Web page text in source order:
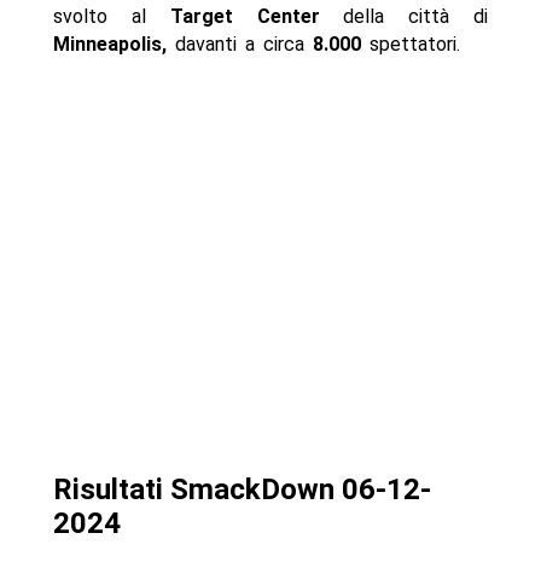
svolto al Target Center della città di
Minneapolis,davanti a circa 8.000spettatori.
Risultati SmackDown 06-12-
2024